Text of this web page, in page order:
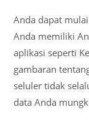
Anda dapat
Anda memiliki
aplikasi seperti
gambaran
seluler tidak
data Anda